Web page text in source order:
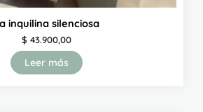
inquilina silenciosa
$ 43.900,00
Leer más